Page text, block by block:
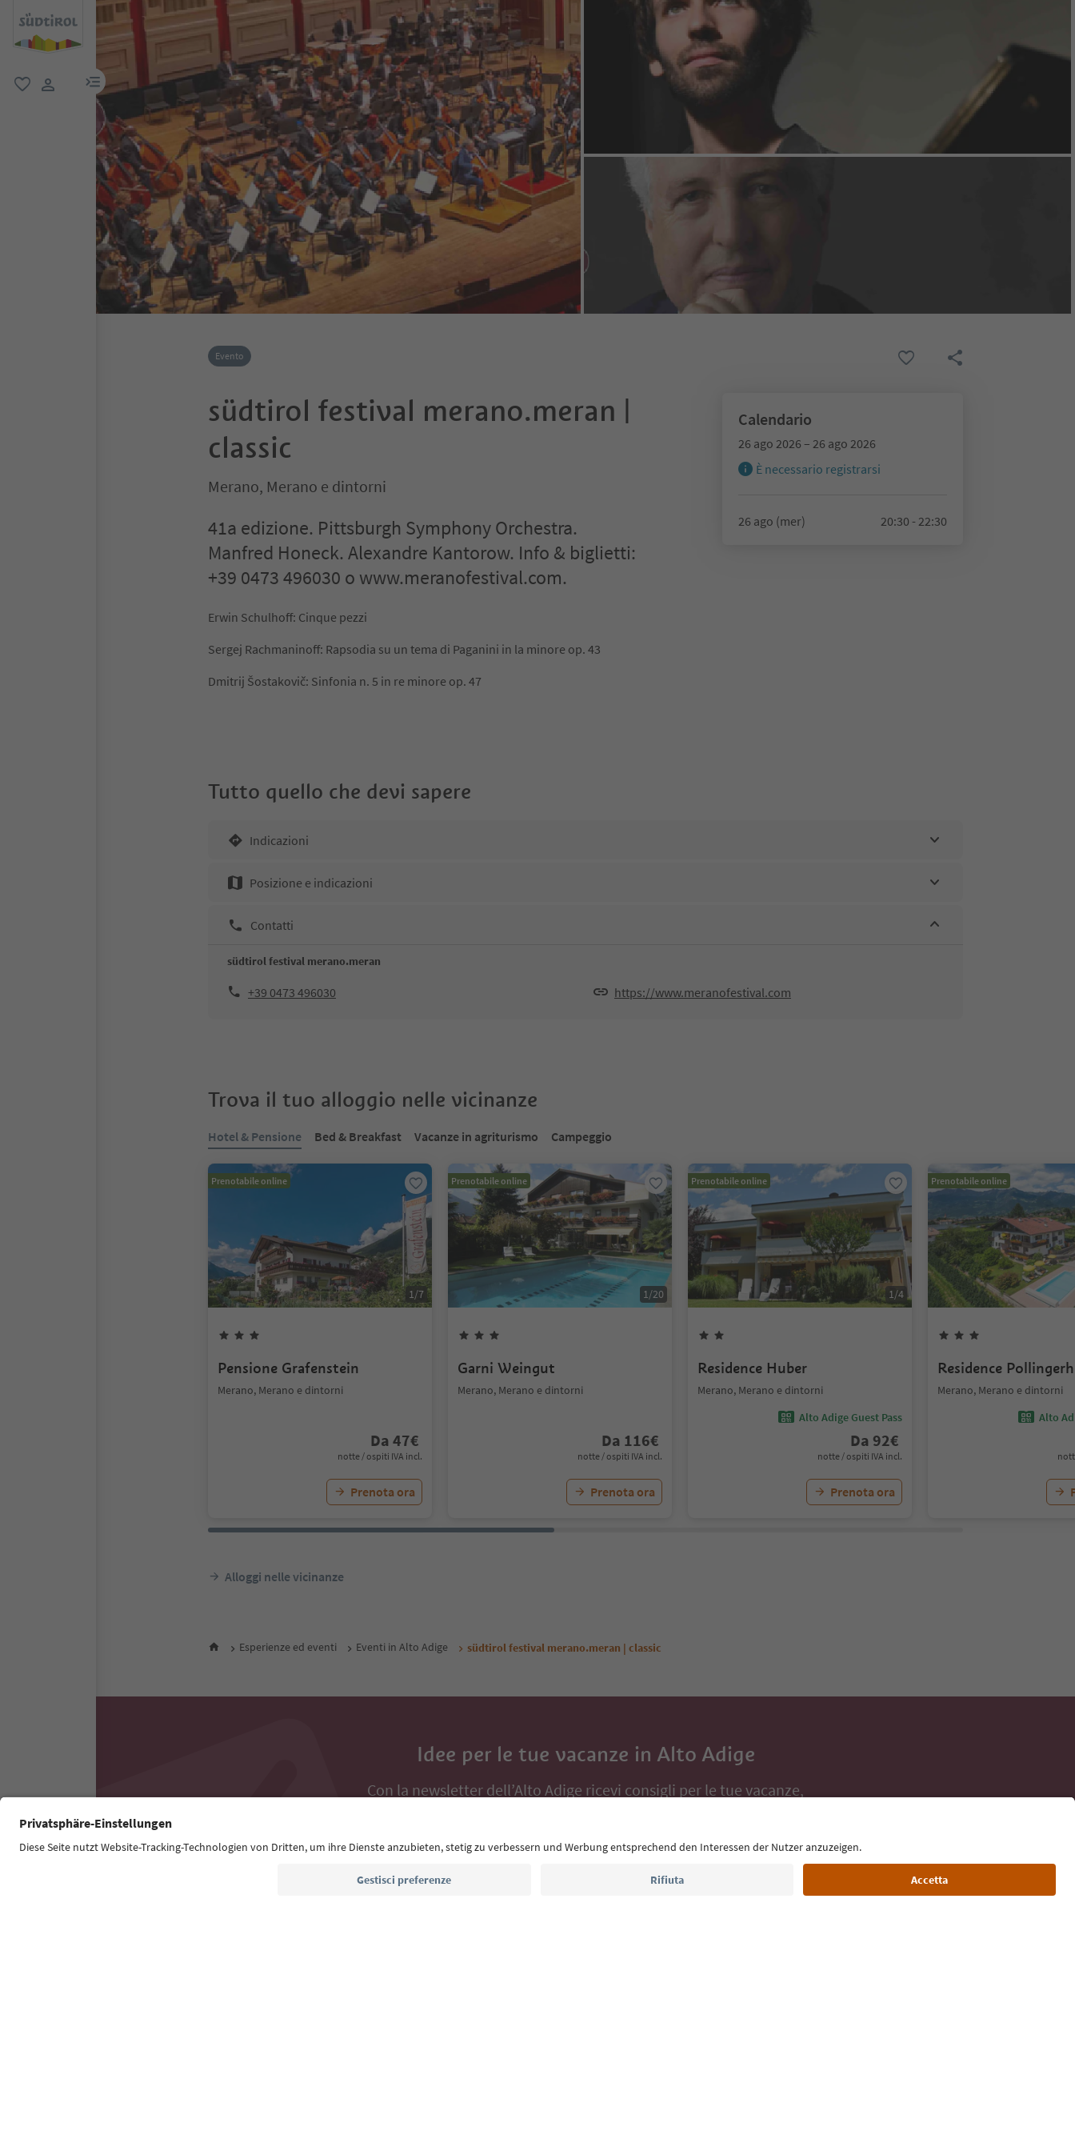
menu link
Evento
südtirol festival merano.meran |
classic
Merano, Merano e dintorni
41a edizione. Pittsburgh Symphony Orchestra.
Manfred Honeck. Alexandre Kantorow. Info & biglietti:
+39 0473 496030 o www.meranofestival.com.
Erwin Schulhoff: Cinque pezzi
Sergej Rachmaninoff: Rapsodia su un tema di Paganini in la minore op. 43
Dmitrij Šostakovič: Sinfonia n. 5 in re minore op. 47
Calendario
26 ago 2026 – 26 ago 2026
È necessario registrarsi
26 ago (mer) 20:30 - 22:30
Tutto quello che devi sapere
Indicazioni
Posizione e indicazioni
Contatti
südtirol festival merano.meran
+39 0473 496030 https://www.meranofestival.com
Trova il tuo alloggio nelle vicinanze
Hotel & Pensione Bed & Breakfast Vacanze in agriturismo Campeggio
Prenotabile online
1/7
Pensione Grafenstein
Merano, Merano e dintorni
Da 47€
notte / ospiti IVA incl.
Prenota ora
Prenotabile online
1/20
Garni Weingut
Merano, Merano e dintorni
Da 116€
notte / ospiti IVA incl.
Prenota ora
Prenotabile online
1/4
Residence Huber
Merano, Merano e dintorni
Alto Adige Guest Pass
Da 92€
notte / ospiti IVA incl.
Prenota ora
Prenotabile online
Residence
Merano, Merano e dintorni
Alto
Alloggi nelle vicinanze
Esperienze ed eventi Eventi in Alto Adige südtirol festival merano.meran | classic
Idee per le tue vacanze in Alto Adige
Con la newsletter dell’Alto Adige ricevi consigli per le tue vacanze,